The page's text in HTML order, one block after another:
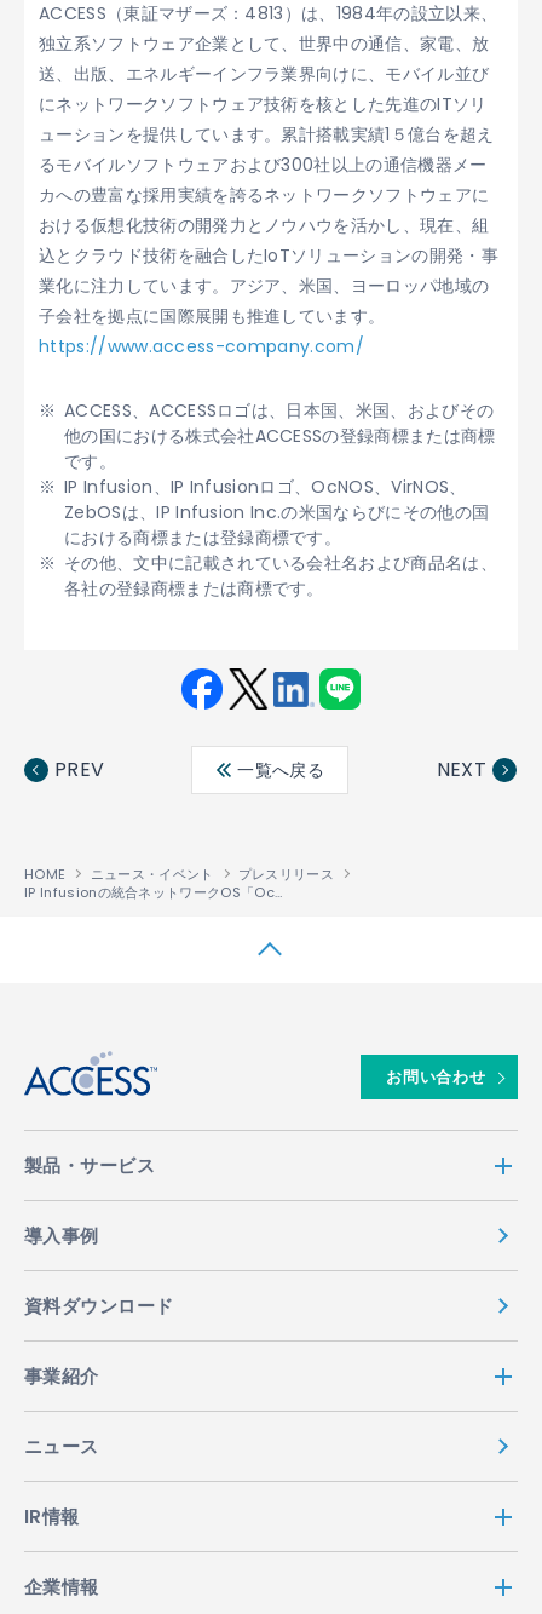
ACCESS（東証マザーズ：4813）は、1984年の設立以来、
独立系ソフトウェア企業として、世界中の通信、家電、放
送、出版、エネルギーインフラ業界向けに、モバイル並び
にネットワークソフトウェア技術を核とした先進のITソリ
ューションを提供しています。累計搭載実績1５億台を超え
るモバイルソフトウェアおよび300社以上の通信機器メー
カへの豊富な採用実績を誇るネットワークソフトウェアに
おける仮想化技術の開発力とノウハウを活かし、現在、組
込とクラウド技術を融合したIoTソリューションの開発・事
業化に注力しています。アジア、米国、ヨーロッパ地域の
子会社を拠点に国際展開も推進しています。
https://www.access-company.com/
ACCESS、ACCESSロゴは、日本国、米国、およびその
他の国における株式会社ACCESSの登録商標または商標
です。
IP Infusion、IP Infusionロゴ、OcNOS、VirNOS、
ZebOSは、IP Infusion Inc.の米国ならびにその他の国
における商標または登録商標です。
その他、文中に記載されている会社名および商品名は、
各社の登録商標または商標です。
ebo ter
edin
PREV 一覧へ戻る NEXT
HOME ニュース・イベント
プレスリリース
IP Infusionの統合ネットワークOS「OcNOS
お問い合わせ
製品・サービス
導入事例
資料ダウンロード
事業紹介
ニュース
IR情報
企業情報